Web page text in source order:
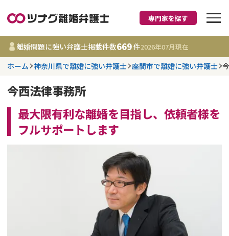
離婚に強い弁護士
都道府県を選択
更新日 :
2026年07月31日
離婚前相談
離婚裁判
DV
費用相場
コラム
財産分与
専門家を探す
離婚問題に強い弁護士掲載件数669件2026年07月現在
ホーム 神奈川県で離婚に強い弁護士 座間市で離婚に強い弁護士
今西法律事務所
最大限有利な離婚を目指し、依頼者様を
フルサポートします